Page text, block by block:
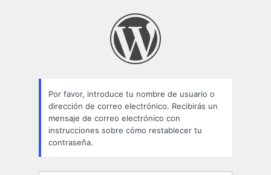
Por favor, introduce tu nombre de usuario o
dirección de correo electrónico. Recibirás un
mensaje de correo electrónico con
instrucciones sobre cómo restablecer tu
contraseña.